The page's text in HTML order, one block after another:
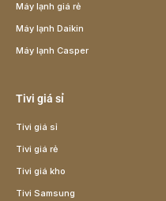
Máy lạnh giá rẻ
Máy lạnh Daikin
Máy lạnh Casper
Tivi giá sỉ
Tivi giá sỉ
Tivi giá rẻ
Tivi giá kho
Tivi Samsung